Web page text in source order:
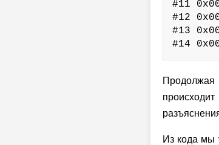
#11
#12
#13
#14
Из кода мы